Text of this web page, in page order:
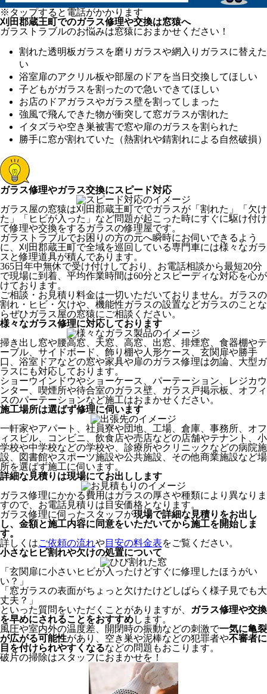
※タップすると電話がかかります
刈田郡蔵王町でのガラス修理や交換は窓猿へ
ガラストラブルのお悩みは窓猿におまかせください！
割れた透明板ガラスを磨りガラスや網入りガラスに替えた
い
浴室扉のアクリル板や部屋のドアを当日交換してほしい
子どもがガラスを割ったので急いできてほしい
お店のドアガラスやガラス壁を割ってしまった
強風で飛んできた物が衝突して窓ガラスが割れた
イタズラや空き巣被害で窓や扉のガラスを割られた
勝手に窓が割れていた（熱割れや錆割れによる自然破損）
ガラス修理やガラス交換にスピード対応
ガラス屋の窓猿は刈田郡蔵王町ででガラスが「割れた」「欠け
た」「ヒビが入った」など問題が起こった時にすぐに駆け付け
て修理や交換をするガラスの修理屋です。
ガラストラブルでお困りの方の元へ瞬時にお伺いできるよう
に、刈田郡蔵王町で全域を巡回している専門車には様々なガラ
スと修理道具が積んであります。
365日年中無休で受け付けしており、お電話相談から最短20分
で現場に到着、平均作業時間は60分とスピーディな対応を心が
けております。
ご相談・お見積り料金は一切いただいておりません。ガラスの
割れ・ヒビ・欠けや、機能性ガラスの設置などガラスのことな
らぜひガラス屋の窓猿にご相談ください。
様々なガラス修理に対応しております
掃き出し窓や腰高窓、天窓、高窓、出窓、排煙窓、食器棚やテ
ーブル、サイドボード、飾り棚や人形ケース、玄関扉や勝手
口、浴室ドアなどの窓や家具や扉のガラス修理は勿論、大型ガ
ラスにも対応しております。
ショーウインドウやショーケース、パーテーション、レジカウ
ンター、喫煙所や待合室のガラス壁、ガラス戸掲示板、オフィ
スのパーテーションなど施工はおまかせください。
施工場所は選ばず修理に伺います
一軒家やアパート、社員寮や団地、工場、倉庫、事務所、オフ
ィスビル、コンビニ、飲食店や売店などの店舗やテナント、小
学校や中学校などの学校や、診療所やクリニックなどの病院施
設、図書館やスポーツ施設や公共施設、その他商業施設など場
所を選ばず施工に伺います。
詳細な見積りは現場にてお出しします
ガラス修理にかかる費用はガラスの厚さや種類により異なりま
すので、お電話見積りは目安価格となります。
ガラス修理に伺ったスタッフが現場で詳細な見積りをお出し
し、 金額と施工内容に同意をいただいてから施工を開始しま
す。
詳しくはご依頼の流れや目安の料金表をご覧ください。
小さなヒビ割れや欠けの処置について
「玄関扉に小さいヒビが入ったけどすぐに修理したほうがい
い？」
「窓ガラスの表面がちょっと欠けたけどしばらく様子見でも大
丈夫？」
といった質問をいただくことがありますが、
ガラス修理や交換
を早めにされることをおすすめします。
風圧や室内外の温度差、開閉時の振動などの刺激で一気に亀裂
が広がる可能性があり、空き巣や泥棒などの犯罪者や不審者に
目を付けられやすくなるなどの問題もおこります。
破片の掃除はスタッフにおまかせを！